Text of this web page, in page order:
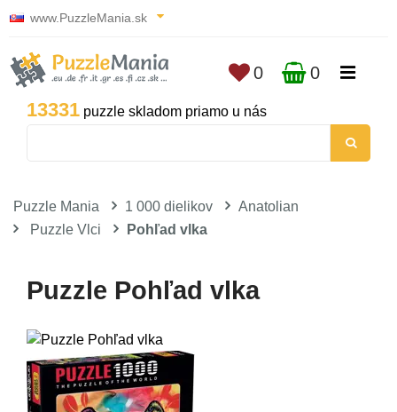
www.PuzzleMania.sk
13331 puzzle skladom priamo u nás
0 0
Puzzle Mania 1 000 dielikov
Anatolian
Puzzle Vlci
Pohľad vlka
Puzzle Pohľad vlka